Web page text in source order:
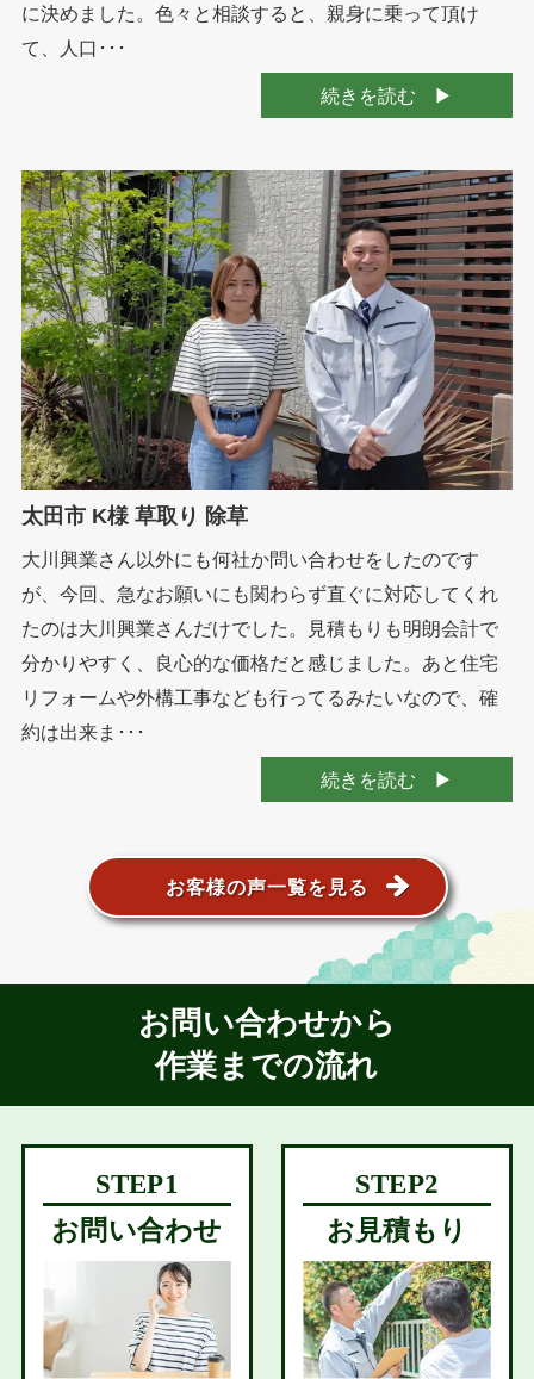
に決めました。色々と相談すると、親身に乗って頂け
て、人口･･･
続きを読む
太田市 K様 草取り 除草
大川興業さん以外にも何社か問い合わせをしたのです
が、今回、急なお願いにも関わらず直ぐに対応してくれ
たのは大川興業さんだけでした。見積もりも明朗会計で
分かりやすく、良心的な価格だと感じました。あと住宅
リフォームや外構工事なども行ってるみたいなので、確
約は出来ま･･･
続きを読む
お客様の声一覧を見る
お問い合わせから
作業までの流れ
お問い合わせ お見積もり